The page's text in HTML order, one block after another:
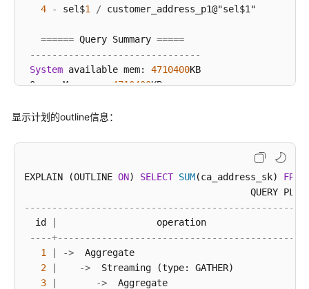
execute ddl on other DN:
Query Id: 72902018968225366
Total runtime: 242.211 ms
48 rows
4
- sel$1 / customer_address_p1@"sel$1"
====== Query Summary =====
-------------------------------
System available mem: 4710400KB
Query Max mem: 4710400KB
(22 rows
显示计划的outline信息：
EXPLAIN (OUTLINE ON) SELECT SUM(ca_address_sk) FROM
  id
----
1
->
2
->
Streaming (type:
3
->